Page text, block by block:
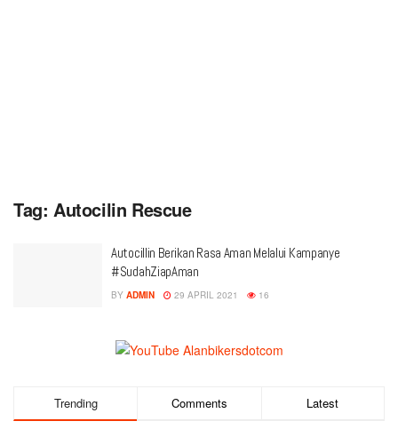
Tag: Autocilin Rescue
Autocillin Berikan Rasa Aman Melalui Kampanye
#SudahZiapAman
BY ADMIN 29 APRIL 2021 16
Trending Comments Latest